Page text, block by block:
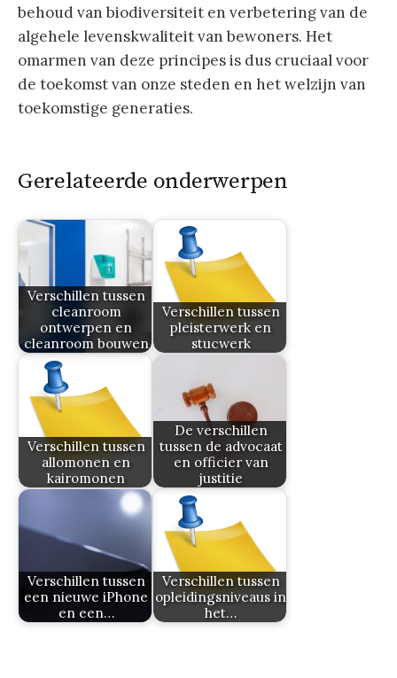
behoud van biodiversiteit en verbetering van de
algehele levenskwaliteit van bewoners. Het
omarmen van deze principes is dus cruciaal voor
de toekomst van onze steden en het welzijn van
toekomstige generaties.
Gerelateerde onderwerpen
Verschillen tussen
cleanroom
ontwerpen en
cleanroom bouwen
Verschillen tussen
pleisterwerk en
stucwerk
Verschillen tussen
allomonen en
kairomonen
De verschillen
tussen de advocaat
en officier van
justitie
Verschillen tussen
een nieuwe iPhone
en een…
Verschillen tussen
opleidingsniveaus in
het…